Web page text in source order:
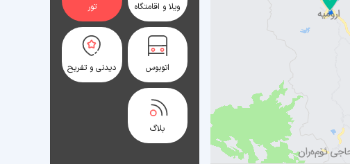
ویلا و اقامتگاه تور
اتوبوس دیدنی و تفریح
بلاگ